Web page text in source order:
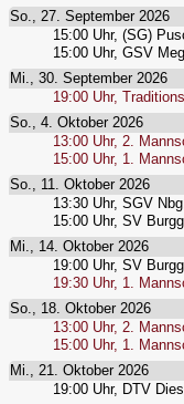
So., 27. September 2026
15:00 Uhr, (SG)
15:00 Uhr, GSV
Mi., 30. September 2026
19:00 Uhr,
So., 4. Oktober 2026
13:00 Uhr, 2.
15:00 Uhr, 1.
So., 11. Oktober 2026
13:30 Uhr, SGV
15:00 Uhr, SV
Mi., 14. Oktober 2026
19:00 Uhr, SV
19:30 Uhr, 1.
So., 18. Oktober 2026
13:00 Uhr, 2.
15:00 Uhr, 1.
Mi., 21. Oktober 2026
19:00 Uhr, DTV